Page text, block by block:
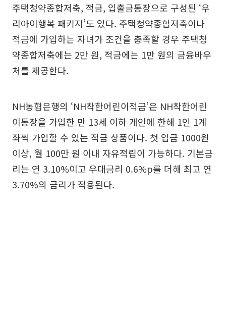
주택청약종합저축, 적금, 입출금통장으로 구성된 ‘우
리아이행복 패키지’도 있다. 주택청약종합저축이나
적금에 가입하는 자녀가 조건을 충족할 경우 주택청
약종합저축에는 2만 원, 적금에는 1만 원의 금융바우
처를 제공한다.
NH농협은행의 ‘NH착한어린이적금’은 NH착한어린
이통장을 가입한 만 13세 이하 개인에 한해 1인 1계
좌씩 가입할 수 있는 적금 상품이다. 첫 입금 1000원
이상, 월 100만 원 이내 자유적립이 가능하다. 기본금
리는 연 3.10%이고 우대금리 0.6%p를 더해 최고 연
3.70%의 금리가 적용된다.